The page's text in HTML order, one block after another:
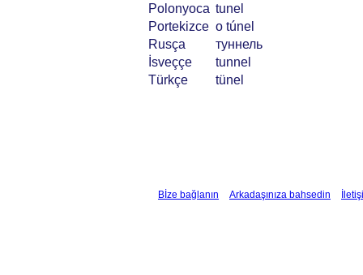
Polonyoca tunel
Portekizce o túnel
Rusça
туннель
İsveççe
tunnel
Türkçe
tünel
Bİze bağlanın Arkadaşınıza bahsedin